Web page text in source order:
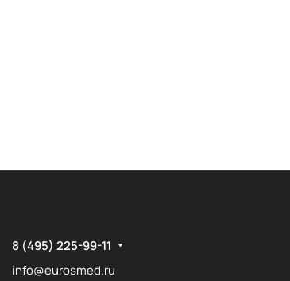
8 (495) 225-99-11
info@eurosmed.ru